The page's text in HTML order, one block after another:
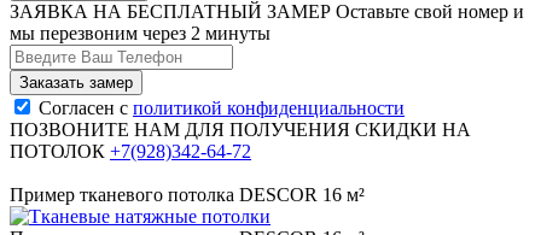
ЗАЯВКА НА БЕСПЛАТНЫЙ ЗАМЕР Оставьте свой номер и
мы перезвоним через 2 минуты
Согласен с политикой конфиденциальности
ПОЗВОНИТЕ НАМ ДЛЯ ПОЛУЧЕНИЯ СКИДКИ НА
ПОТОЛОК +7(928)342-64-72
Пример тканевого потолка DESCOR 16 м²